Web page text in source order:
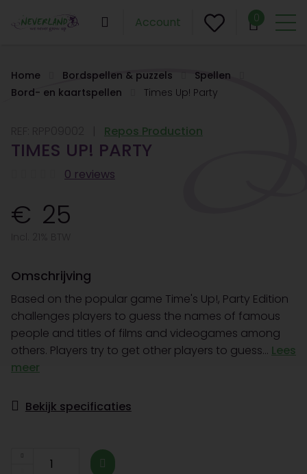
Account 0
Home Bordspellen & puzzels
Spellen
Bord- en kaartspellen
Times Up! Party
Repos Production
TIMES UP! PARTY
0 reviews
25
Omschrijving
Based on the popular game Time's Up!, Party Edition
challenges players to guess the names of famous
people and titles of films and videogames among
others. Players try to get other players to guess... Lees
meer
Bekijk specificaties